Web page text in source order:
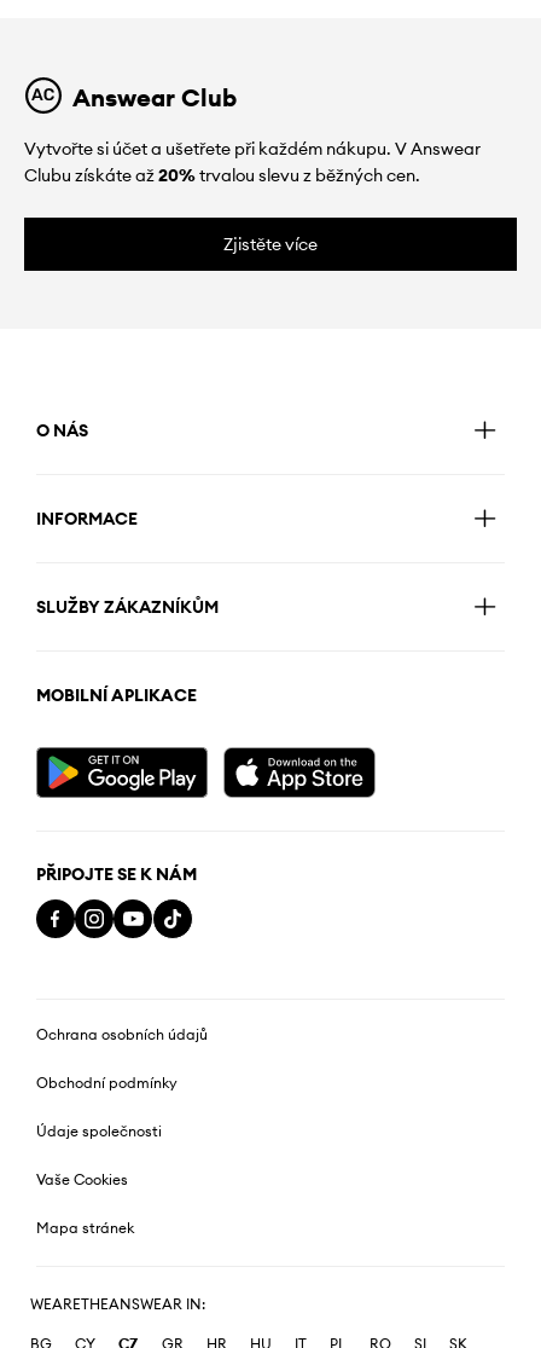
Answear Club
Vytvořte si účet a ušetřete při každém nákupu. V Answear
Clubu získáte až20%trvalou slevu z běžných cen.
Zjistěte více
O NÁS
INFORMACE
SLUŽBY ZÁKAZNÍKŮM
MOBILNÍ APLIKACE
PŘIPOJTE SE K NÁM
Ochrana osobních údajů
Obchodní podmínky
Údaje společnosti
Vaše Cookies
Mapa stránek
WEARETHEANSWEAR IN:
BG CY CZ GR HR HU IT PL RO SI SK